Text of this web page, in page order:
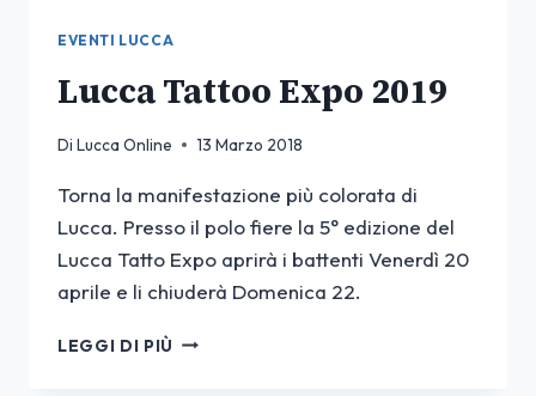
EVENTI LUCCA
Lucca Tattoo Expo 2019
Di Lucca Online 13 Marzo 2018
Torna la manifestazione più colorata di
Lucca. Presso il polo fiere la 5° edizione del
Lucca Tatto Expo aprirà i battenti Venerdì 20
aprile e li chiuderà Domenica 22.
LEGGI DI PIÙ LUCCA